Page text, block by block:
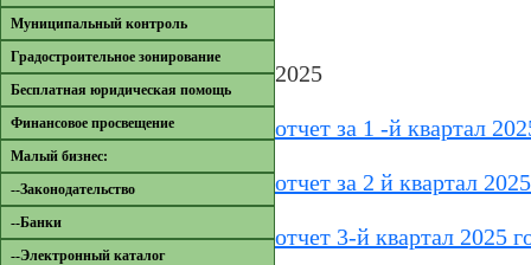
Муниципальный контроль
Градостроительное зонирование
Бесплатная юридическая помощь
Финансовое просвещение
Малый бизнес:
--Законодательство
--Банки
--Электронный каталог
2025
отчет за 1 -й квартал
отчет за 2 й квартал
отчет 3-й квартал 2025